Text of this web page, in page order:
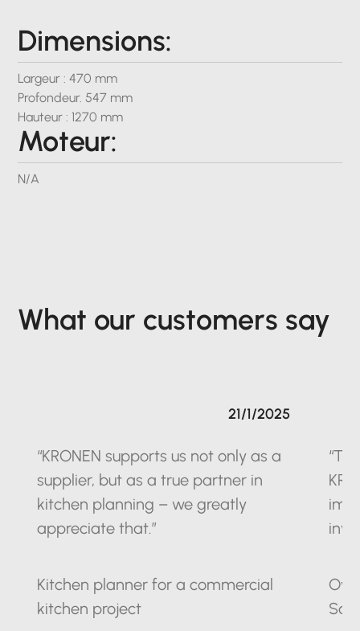
Dimensions:
Largeur : 470 mm
Profondeur. 547 mm
Hauteur : 1270 mm
Moteur:
N/A
What our customers say
“KRONEN supports us not only as a
supplier, but as a true partner in
kitchen planning – we greatly
appreciate that.”
Kitchen planner for a commercial
kitchen project
21/1/2025